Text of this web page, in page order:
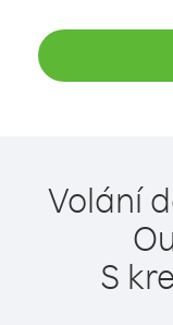
Volání
S